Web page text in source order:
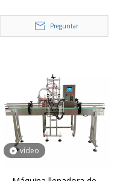
de seguimiento automático
Preguntar
vídeo